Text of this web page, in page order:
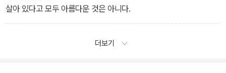
살아 있다고 모두 아름다운 것은 아니다.
더보기